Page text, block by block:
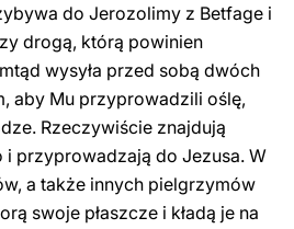
do Jerozolimy z Betfage i
drogą, którą powinien
wysyła przed sobą dwóch
aby Mu przyprowadzili oślę,
Rzeczywiście znajdują
i przyprowadzają do Jezusa. W
a także innych pielgrzymów
swoje płaszcze i kładą je na